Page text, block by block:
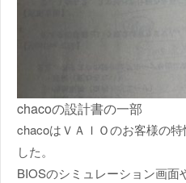
chacoの設計書の一部
chacoはＶＡＩＯのお客様の
した。
BIOSのシミュレーション画面